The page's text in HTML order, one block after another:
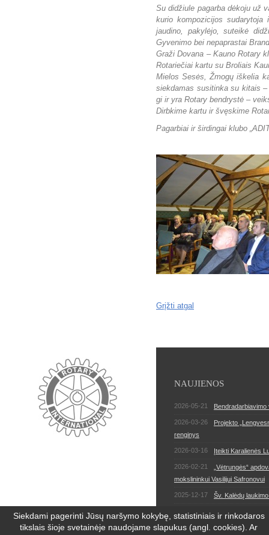
Su didžiule pagarba dėkoju už
kurio kompozicijos
jaudino, pakylėjo, suteikė
Gyvenimo bei nepaprastai
Graži Dovana – Kauno Rotary
Rotariečiai kartu su Broliais
Mielos Sesės, Žmogų iškelia
siekdamas susitinka su kitais
gi ir yra Rotary bendrystė –
Dirbkime kartu ir švęskime
Pagarbiai ir širdingai klubo
Grįžti atgal
NAUJIENOS
2026-05-21 Bendradarbiavimo
2026-03-26
Projekto
renginys
2026-03-16 Įteikti Karalienės
2026-02-21
„Vėtrungės“
mokslininkui Vasilijui Safronovui
2025-12-17 Šv. Kalėdų
Siekdami pagerinti Jūsų naršymo kokybę, statistiniais ir rinkodaros
tikslais šioje svetainėje naudojame slapukus (angl. cookies). Ar